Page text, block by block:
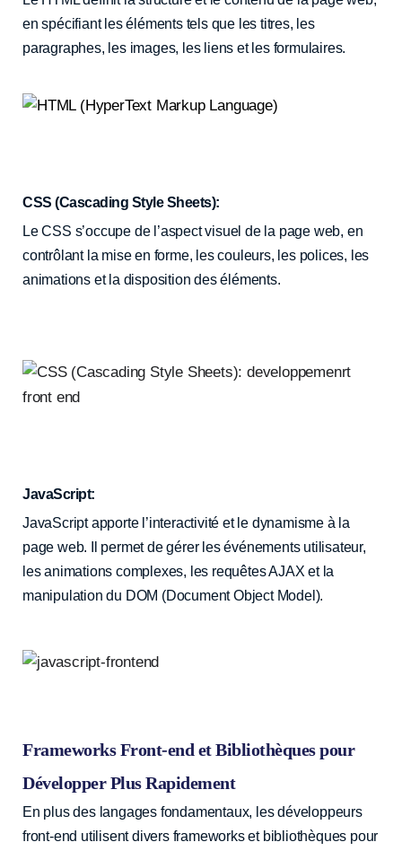
en spécifiant les éléments tels que les titres, les
paragraphes, les images, les liens et les formulaires.
CSS (Cascading Style Sheets):
Le CSS s’occupe de l’aspect visuel de la page web, en
contrôlant la mise en forme, les couleurs, les polices, les
animations et la disposition des éléments.
JavaScript:
JavaScript apporte l’interactivité et le dynamisme à la
page web. Il permet de gérer les événements utilisateur,
les animations complexes, les requêtes AJAX et la
manipulation du DOM (Document Object Model).
Frameworks Front-end et Bibliothèques pour
Développer Plus Rapidement
En plus des langages fondamentaux, les développeurs
front-end utilisent divers frameworks et bibliothèques pour